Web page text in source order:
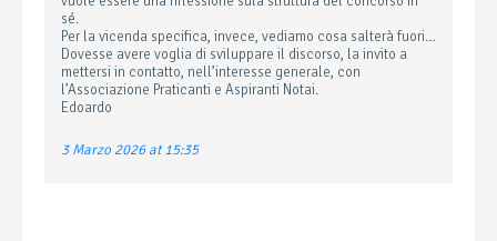
sé.
Per la vicenda specifica, invece, vediamo cosa salterà fuori…
Dovesse avere voglia di sviluppare il discorso, la invito a
mettersi in contatto, nell’interesse generale, con
l’Associazione Praticanti e Aspiranti Notai.
Edoardo
3 Marzo 2026 at 15:35